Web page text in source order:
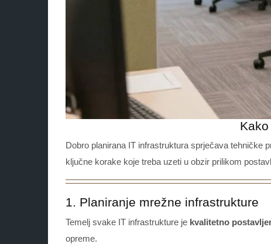
Dobro planirana IT infrastruktura sprječava tehničke
ključne korake koje treba uzeti u obzir prilikom
1. Planiranje mrežne infrastrukture
Temelj svake IT infrastrukture je kvalitetno
opreme.